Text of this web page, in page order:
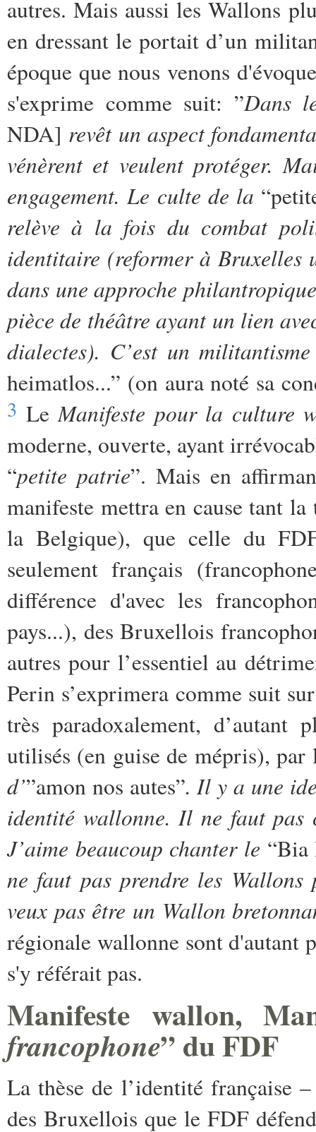
autres. Mais aussi les Wallons
en dressant le portait d’un
époque que nous venons
s'exprime comme suit: ”Dans
NDA] revêt un aspect
vénèrent et veulent protéger.
engagement. Le culte de la
relève à la fois du combat
identitaire (reformer à Bruxelles
dans une approche
pièce de théâtre ayant un lien
dialectes). C’est un
heimatlos...” (on aura noté sa
3 LeManifeste pour la culture
moderne, ouverte, ayant
“petite patrie”. Mais en
manifeste mettra en cause tant
la Belgique), que celle du
seulement français
différence d'avec les
pays...), des Bruxellois
autres pour l’essentiel au
Perin s’exprimera comme suit
très paradoxalement,
utilisés (en guise de mépris),
d’”amon nos autes”. Il y a une
identité wallonne. Il ne faut pas
J’aime beaucoup chanter le
ne faut pas prendre les
veux pas être un Wallon
régionale wallonne sont d'autant
s'y référait pas.
Manifeste wallon,
francophone” du FDF
La thèse de l’identité française
des Bruxellois que le FDF